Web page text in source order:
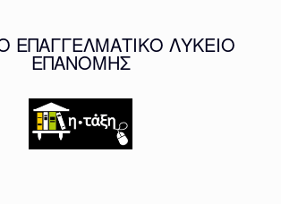
ΕΠΑΓΓΕΛΜΑΤΙΚΟ ΛΥΚΕΙΟ
ΕΠΑΝΟΜΗΣ